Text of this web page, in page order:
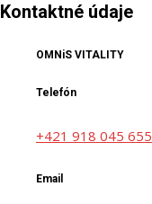
Kontaktné údaje
OMNiS VITALITY
Telefón
+421 918 045 655
Email